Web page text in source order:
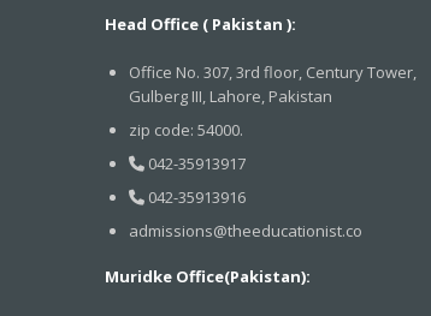
Head Office ( Pakistan ):
Office No. 307, 3rd floor, Century Tower,
Gulberg III, Lahore, Pakistan
zip code: 54000.
042-35913917
042-35913916
admissions@theeducationist.co
Muridke Office(Pakistan):